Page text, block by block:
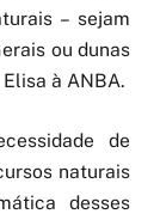
– sejam
ou dunas
à ANBA.
de
naturais
desses